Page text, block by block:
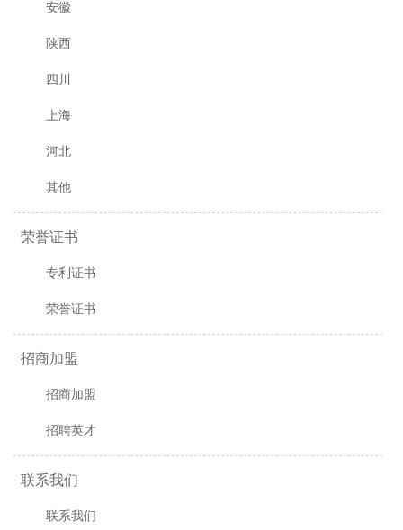
安徽
陕西
四川
上海
河北
其他
荣誉证书
专利证书
荣誉证书
招商加盟
招商加盟
招聘英才
联系我们
联系我们